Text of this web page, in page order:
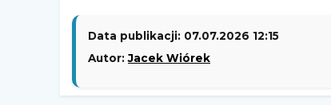
Data publikacji: 07.07.2026 12:15
Autor:Jacek Wiórek